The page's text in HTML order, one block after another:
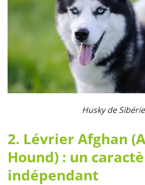
Husky de Sibérie
2. Lévrier Afghan
Hound) : un
indépendant